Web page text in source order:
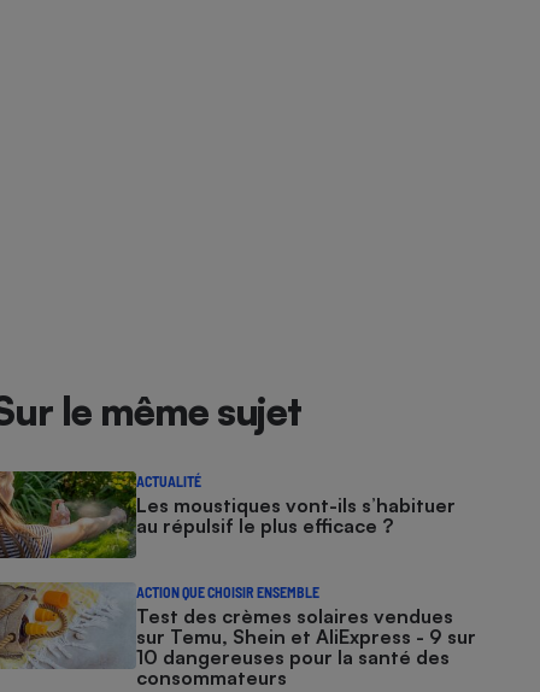
le même sujet
ACTUALITÉ
Les moustiques vont-ils s’habituer
au répulsif le plus efficace ?
ACTION QUE CHOISIR ENSEMBLE
Test des crèmes solaires vendues
sur Temu, Shein et AliExpress - 9 sur
10 dangereuses pour la santé des
consommateurs